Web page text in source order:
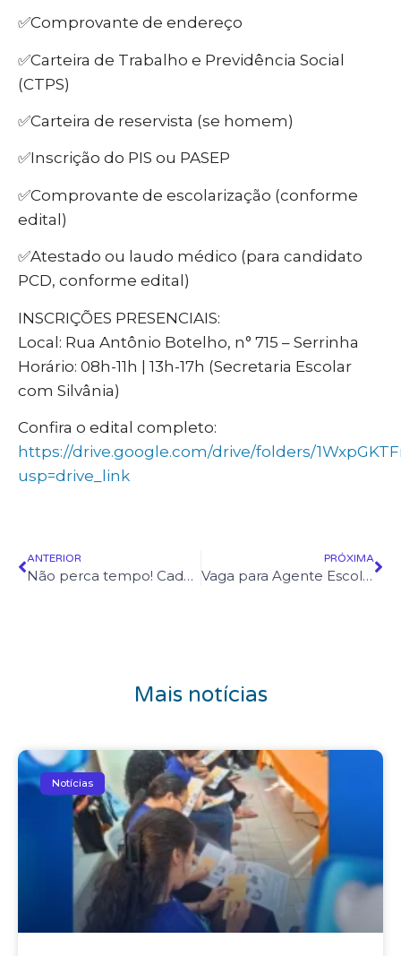
✅Comprovante de endereço
✅Carteira de Trabalho e Previdência Social
(CTPS)
✅Carteira de reservista (se homem)
✅Inscrição do PIS ou PASEP
✅Comprovante de escolarização (conforme
edital)
✅Atestado ou laudo médico (para candidato
PCD, conforme edital)
INSCRIÇÕES PRESENCIAIS:
Local: Rua Antônio Botelho, n° 715 – Serrinha
Horário: 08h-11h | 13h-17h (Secretaria Escolar
com Silvânia)
Confira o edital completo:
https://drive.google.com/drive/folders/
usp=drive_link
ANTERIOR
Não perca tempo! Cadastre-se agora mesmo no Programa Sua Nota Tem Valor e indique o Instituto Irmã Giuliana Galli como instituição beneficiada
PRÓXIMA
Vaga para Agente Escolar da Busca Ativa – Inscrições Abertas!
Mais notícias
Notícias